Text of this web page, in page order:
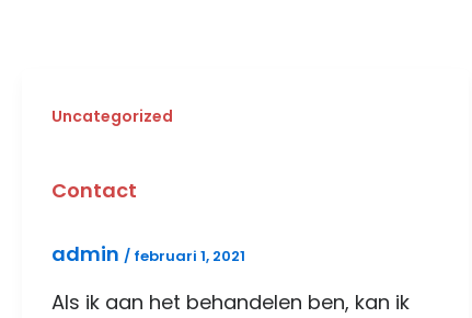
Uncategorized
Contact
admin / februari 1, 2021
Als ik aan het behandelen ben, kan ik